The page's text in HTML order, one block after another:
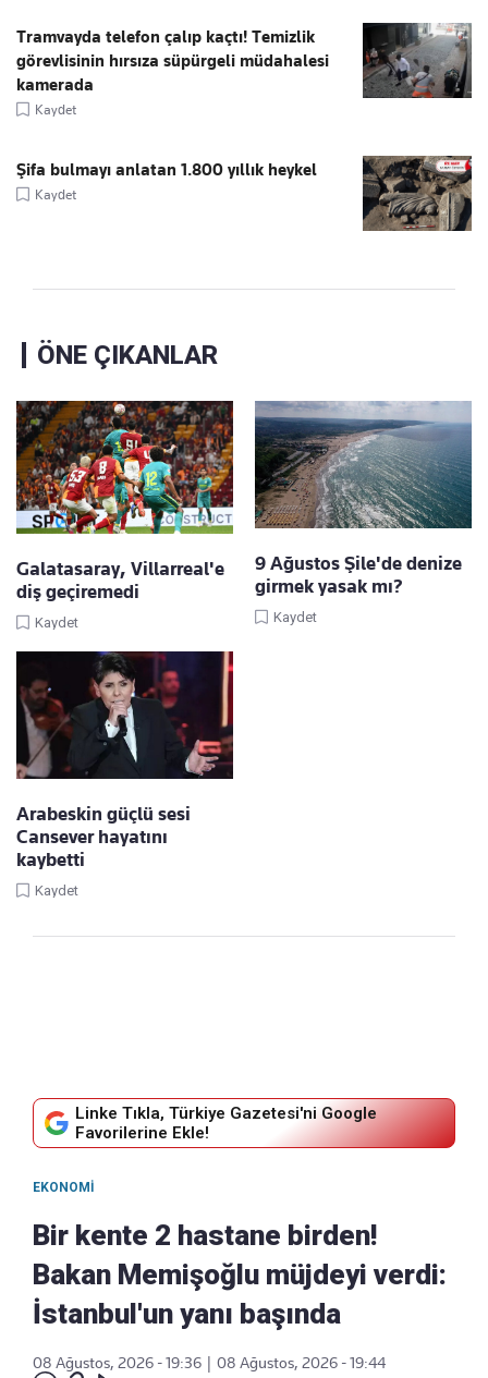
Tramvayda telefon çalıp kaçtı! Temizlik
görevlisinin hırsıza süpürgeli müdahalesi
kamerada
Kaydet
Şifa bulmayı anlatan 1.800 yıllık heykel
Kaydet
ÖNE ÇIKANLAR
Galatasaray, Villarreal'e
diş geçiremedi
Kaydet
9 Ağustos Şile'de denize
girmek yasak mı?
Kaydet
Arabeskin güçlü sesi
Cansever hayatını
kaybetti
Kaydet
Linke Tıkla, Türkiye Gazetesi'ni Google
Favorilerine Ekle!
EKONOMI
Bir kente 2 hastane birden!
Bakan Memişoğlu müjdeyi verdi:
İstanbul'un yanı başında
08 Ağustos, 2026 - 19:36
08 Ağustos, 2026 - 19:44